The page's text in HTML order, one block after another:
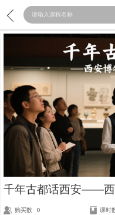
千年古都话西安——西
购买数 0 课时